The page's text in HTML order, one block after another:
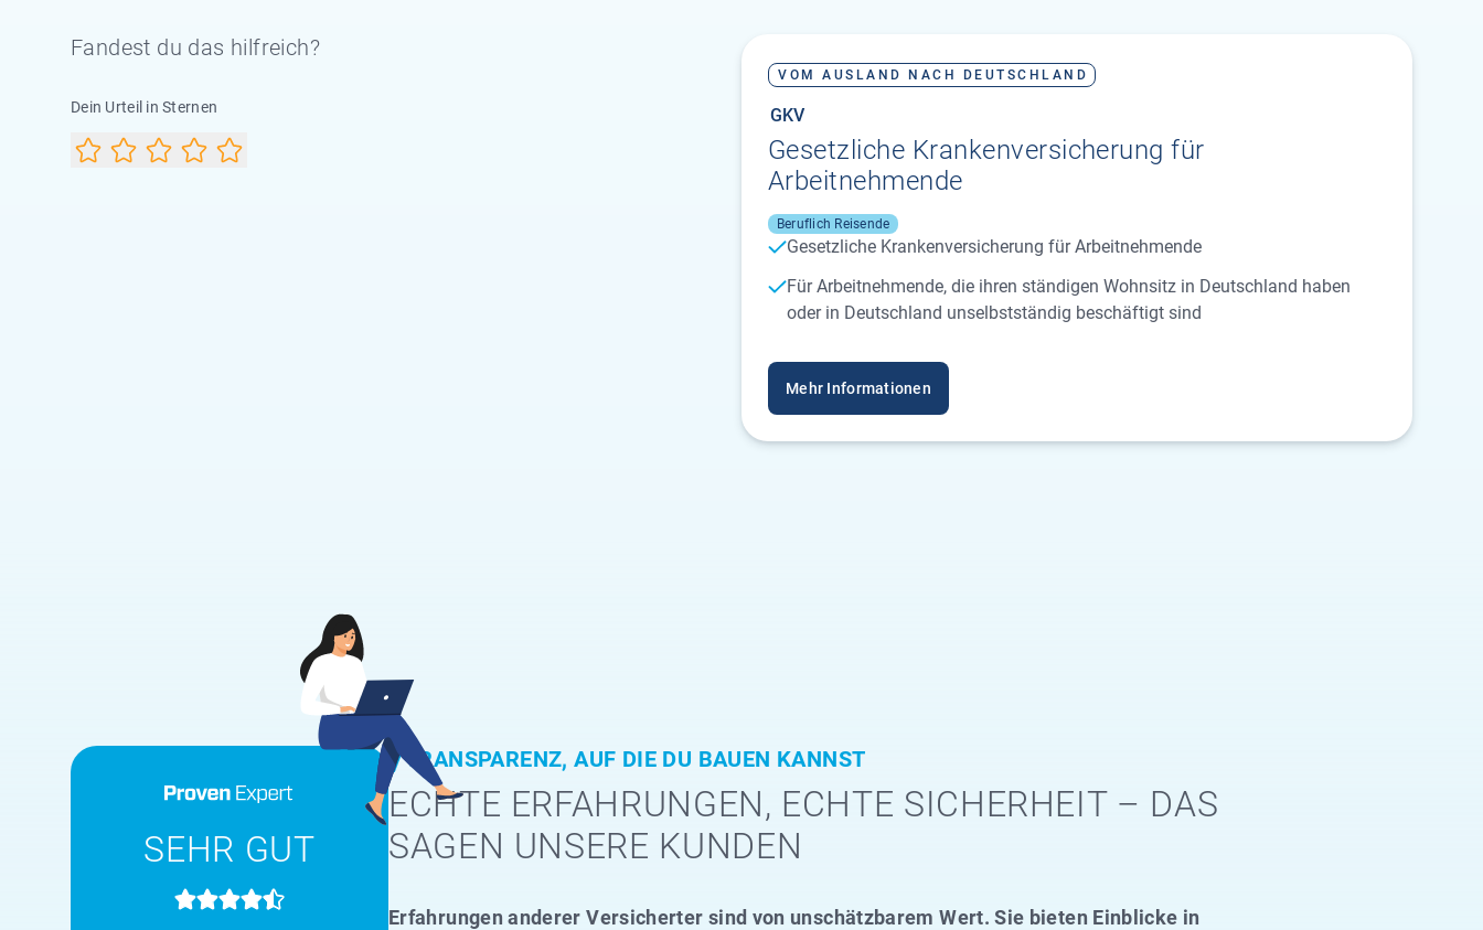
VOM AUSLAND NACH DEUTSCHLAND
GKV
Gesetzliche Kranken­versicherung für
Arbeitnehmende
Beruflich Reisende
Gesetzliche Krankenversicherung für Arbeitnehmende
Für Arbeitnehmende, die ihren ständigen Wohnsitz in Deutschland haben
oder in Deutschland unselbstständig beschäftigt sind
Mehr Informationen
Fandest du das hilfreich?
Dein Urteil in Sternen
TRANSPARENZ, AUF DIE DU BAUEN KANNST
ECHTE ERFAHRUNGEN, ECHTE SICHERHEIT – DAS
SAGEN UNSERE KUNDEN
Erfahrungen anderer Versicherter sind von unschätzbarem Wert. Sie bieten Einblicke in
SEHR GUT